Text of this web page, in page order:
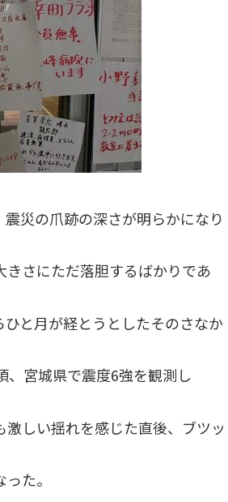
災の爪跡の深さが明らかになり
さにただ落胆するばかりであ
と月が経とうとしたそのさなか
、宮城県で震度6強を観測し
しい揺れを感じた直後、ブツッ
た。